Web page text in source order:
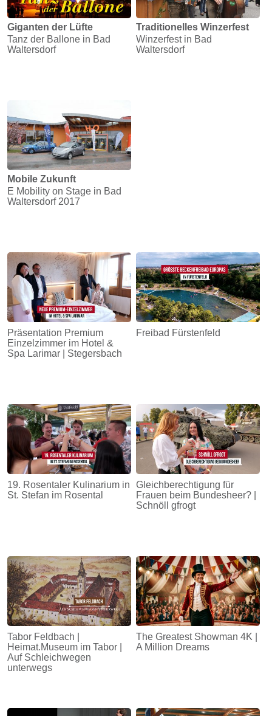
Giganten der Lüfte
Tanz der Ballone in Bad
Waltersdorf
Traditionelles Winzerfest
Winzerfest in Bad
Waltersdorf
Mobile Zukunft
E Mobility on Stage in Bad
Waltersdorf 2017
Präsentation Premium
Einzelzimmer im Hotel &
Spa Larimar | Stegersbach
Freibad Fürstenfeld
19. Rosentaler Kulinarium in
St. Stefan im Rosental
Gleichberechtigung für
Frauen beim Bundesheer? |
Schnöll gfrogt
Tabor Feldbach |
Heimat.Museum im Tabor |
Auf Schleichwegen
unterwegs
The Greatest Showman 4K |
A Million Dreams